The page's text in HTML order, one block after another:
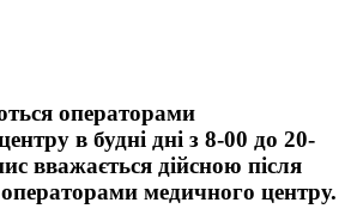
операторами
в будні дні з 8-00 до 20-
вважається дійсною після
операторами медичного центру.